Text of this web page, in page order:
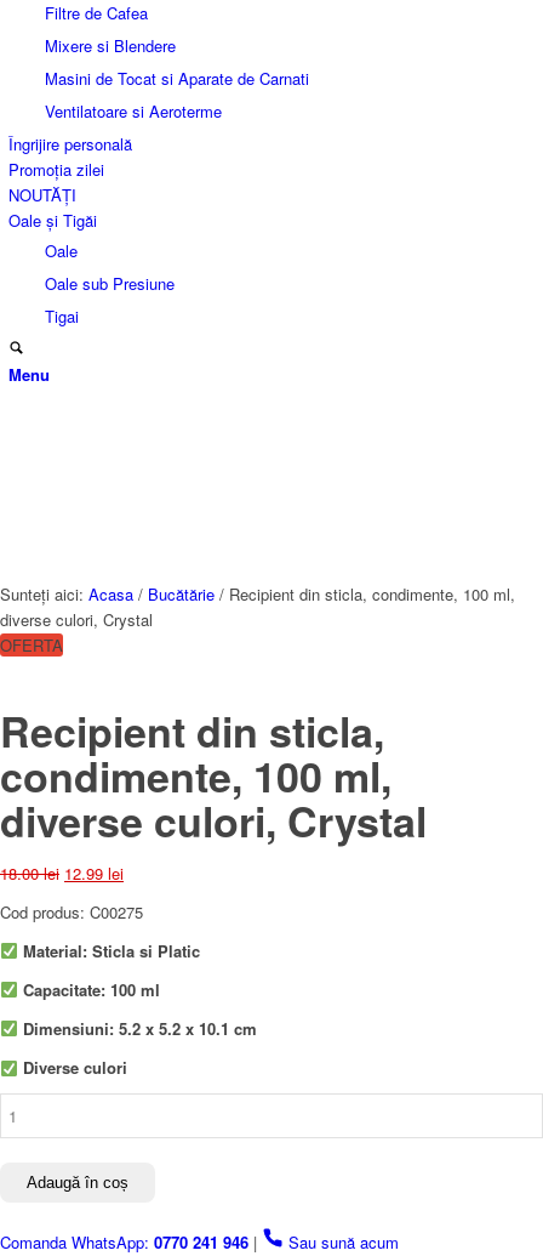
Filtre de Cafea
Mixere si Blendere
Masini de Tocat si Aparate de Carnati
Ventilatoare si Aeroterme
Îngrijire personală
Promoția zilei
NOUTĂȚI
Oale și Tigăi
Oale
Oale sub Presiune
Tigai
Menu
Sunteți aici: Acasa / Bucătărie / Recipient din sticla, condimente, 100 ml,
diverse culori, Crystal
OFERTA
Recipient din sticla,
condimente, 100 ml,
diverse culori, Crystal
18.00lei Prețul
a
fost:
12.99 leiPrețul
este:
12.99 lei.
Cod produs: C00275
Material: Sticla si Platic
Capacitate: 100 ml
Dimensiuni: 5.2 x 5.2 x 10.1 cm
Diverse culori
sticla,
100
Adaugă în coș
Comanda WhatsApp: 0770 241 946 |
Sau sună acum